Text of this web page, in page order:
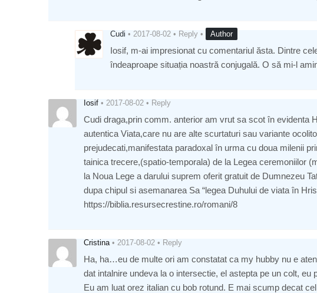
Cudi • 2017-08-02 • Reply • Author
Iosif, m-ai impresionat cu comentariul ăsta. Dintre
îndeaproape situația noastră conjugală. O să mi-l
Iosif • 2017-08-02 • Reply
Cudi draga,prin comm. anterior am vrut sa scot în evidenta
autentica Viata,care nu are alte scurtaturi sau variante
prejudecati,manifestata paradoxal în urma cu doua milenii
tainica trecere,(spatio-temporala) de la Legea ceremoniilor
la Noua Lege a darului suprem oferit gratuit de Dumnezeu
dupa chipul si asemanarea Sa “legea Duhului de viata în
https://biblia.resursecrestine.ro/romani/8
Cristina • 2017-08-02 • Reply
Ha, ha…eu de multe ori am constatat ca my hubby nu e
dat intalnire undeva la o intersectie, el astepta pe un colt, eu
Eu am luat orez italian cu bob rotund. E mai scump decat